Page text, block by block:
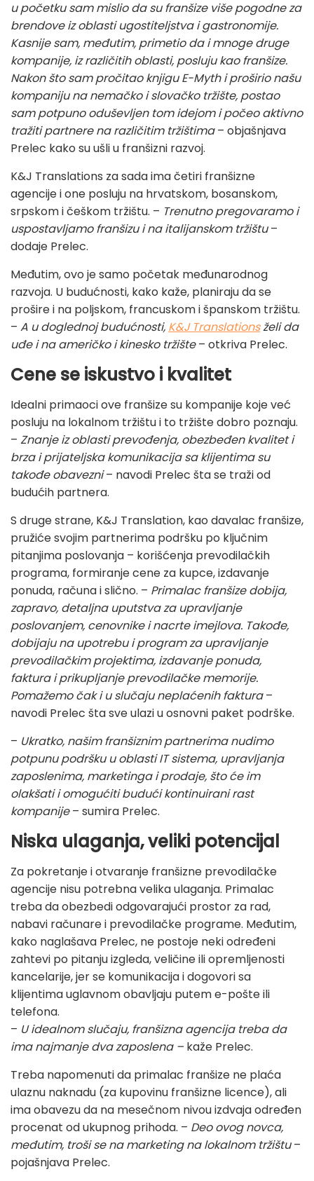
u početku sam mislio da su franšize više pogodne za
brendove iz oblasti ugostiteljstva i gastronomije.
Kasnije sam, međutim, primetio da i mnoge druge
kompanije, iz različitih oblasti, posluju kao franšize.
Nakon što sam pročitao knjigu E-Myth i proširio našu
kompaniju na nemačko i slovačko tržište, postao
sam potpuno oduševljen tom idejom i počeo aktivno
tražiti partnere na različitim tržištima– objašnjava
Prelec kako su ušli u franšizni razvoj.
K&J Translations za sada ima četiri franšizne
agencije i one posluju na hrvatskom, bosanskom,
srpskom i češkom tržištu. – Trenutno pregovaramo i
uspostavljamo franšizu i na italijanskom tržištu–
dodaje Prelec.
Međutim, ovo je samo početak međunarodnog
razvoja. U budućnosti, kako kaže, planiraju da se
prošire i na poljskom, francuskom i španskom tržištu.
– A u doglednoj budućnosti, K&J Translationsželi da
uđe i na američko i kinesko tržište– otkriva Prelec.
Cene se iskustvo i kvalitet
Idealni primaoci ove franšize su kompanije koje već
posluju na lokalnom tržištu i to tržište dobro poznaju.
– Znanje iz oblasti prevođenja, obezbeđen kvalitet i
brza i prijateljska komunikacija sa klijentima su
takođe obavezni– navodi Prelec šta se traži od
budućih partnera.
S druge strane, K&J Translation, kao davalac franšize,
pružiće svojim partnerima podršku po ključnim
pitanjima poslovanja – korišćenja prevodilačkih
programa, formiranje cene za kupce, izdavanje
ponuda, računa i slično. – Primalac franšize dobija,
zapravo, detaljna uputstva za upravljanje
poslovanjem, cenovnike i nacrte imejlova. Takođe,
dobijaju na upotrebu i program za upravljanje
prevodilačkim projektima, izdavanje ponuda,
faktura i prikupljanje prevodilačke memorije.
Pomažemo čak i u slučaju neplaćenih faktura–
navodi Prelec šta sve ulazi u osnovni paket podrške.
– Ukratko, našim franšiznim partnerima nudimo
potpunu podršku u oblasti IT sistema, upravljanja
zaposlenima, marketinga i prodaje, što će im
olakšati i omogućiti budući kontinuirani rast
kompanije– sumira Prelec.
Niska ulaganja, veliki potencijal
Za pokretanje i otvaranje franšizne prevodilačke
agencije nisu potrebna velika ulaganja. Primalac
treba da obezbedi odgovarajući prostor za rad,
nabavi računare i prevodilačke programe. Međutim,
kako naglašava Prelec, ne postoje neki određeni
zahtevi po pitanju izgleda, veličine ili opremljenosti
kancelarije, jer se komunikacija i dogovori sa
klijentima uglavnom obavljaju putem e-pošte ili
telefona.
– U idealnom slučaju, franšizna agencija treba da
ima najmanje dva zaposlena – kaže Prelec.
Treba napomenuti da primalac franšize ne plaća
ulaznu naknadu (za kupovinu franšizne licence), ali
ima obavezu da na mesečnom nivou izdvaja određen
procenat od ukupnog prihoda. – Deo ovog novca,
međutim, troši se na marketing na lokalnom tržištu–
pojašnjava Prelec.